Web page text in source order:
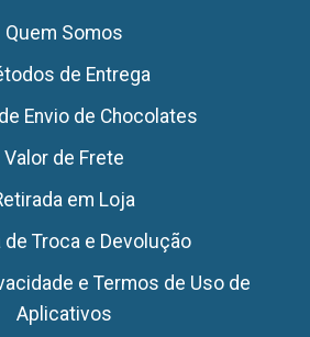
Quem Somos
de Entrega
Envio de Chocolates
Valor de Frete
em Loja
de Troca e Devolução
e Termos de Uso de
Aplicativos